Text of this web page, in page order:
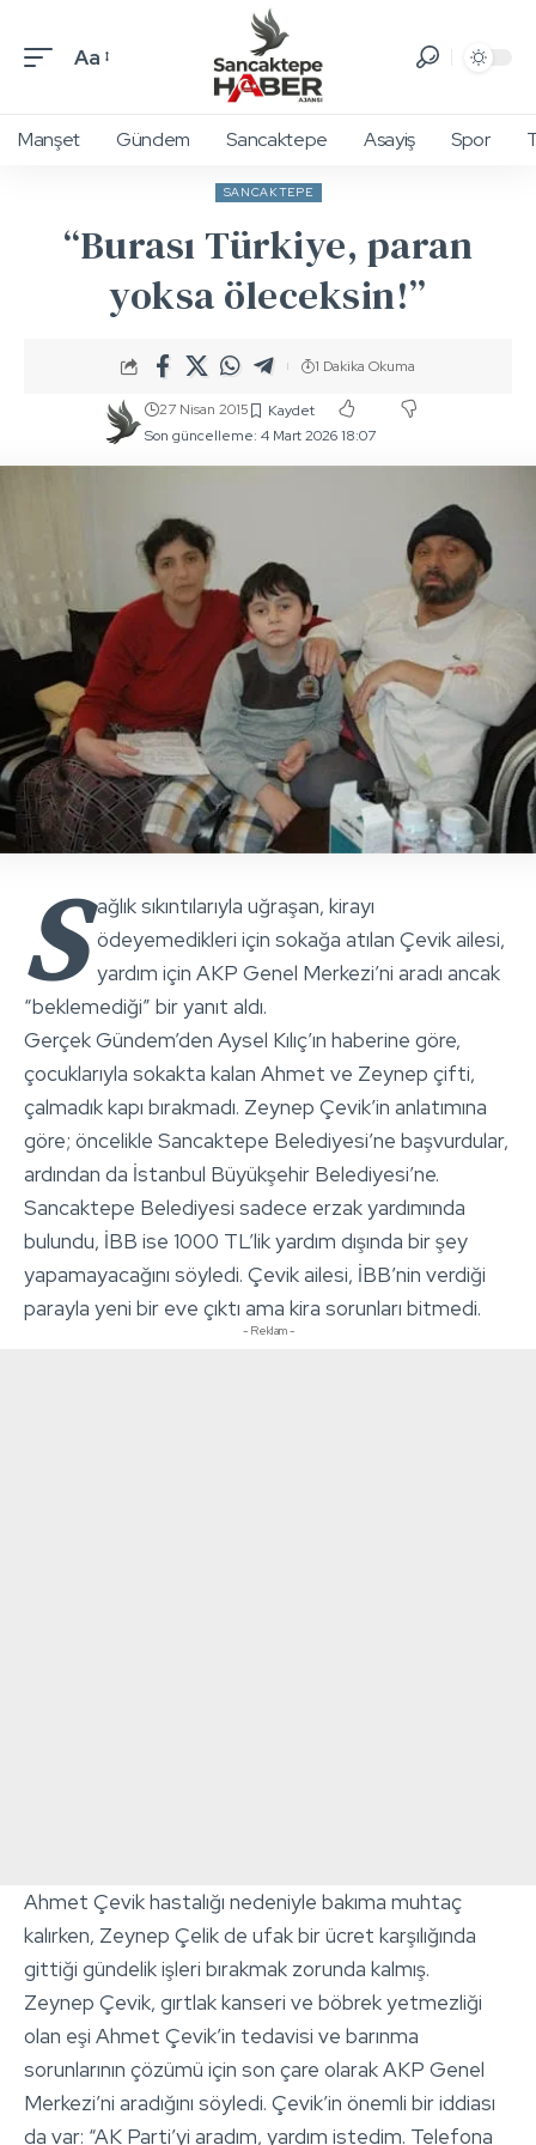
Aa
Manşet Gündem Sancaktepe Asayiş Spor
SANCAKTEPE
“Burası Türkiye, paran
yoksa öleceksin!”
Son güncelleme: 4 Mart 2026 18:07
27 Nisan 2015
1 Dakika Okuma
S ağlık sıkıntılarıyla uğraşan, kirayı
ödeyemedikleri için sokağa atılan Çevik ailesi,
yardım için AKP Genel Merkezi’ni aradı ancak
“beklemediği” bir yanıt aldı.
Gerçek Gündem’den Aysel Kılıç’ın haberine göre,
çocuklarıyla sokakta kalan Ahmet ve Zeynep çifti,
çalmadık kapı bırakmadı. Zeynep Çevik’in anlatımına
göre; öncelikle Sancaktepe Belediyesi’ne başvurdular,
ardından da İstanbul Büyükşehir Belediyesi’ne.
Sancaktepe Belediyesi sadece erzak yardımında
bulundu, İBB ise 1000 TL’lik yardım dışında bir şey
yapamayacağını söyledi. Çevik ailesi, İBB’nin verdiği
parayla yeni bir eve çıktı ama kira sorunları bitmedi.
- Reklam -
Ahmet Çevik hastalığı nedeniyle bakıma muhtaç
kalırken, Zeynep Çelik de ufak bir ücret karşılığında
gittiği gündelik işleri bırakmak zorunda kalmış.
Zeynep Çevik, gırtlak kanseri ve böbrek yetmezliği
olan eşi Ahmet Çevik’in tedavisi ve barınma
sorunlarının çözümü için son çare olarak AKP Genel
Merkezi’ni aradığını söyledi. Çevik’in önemli bir iddiası
da var: “AK Parti’yi aradım, yardım istedim. Telefona